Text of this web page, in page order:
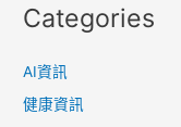
Categories
AI資訊
健康資訊